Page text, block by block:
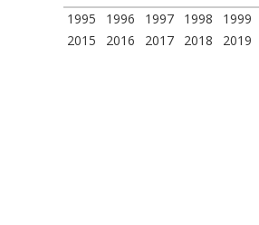
1995 1996 1997 1998 1999
2015
2016 2017 2018 2019